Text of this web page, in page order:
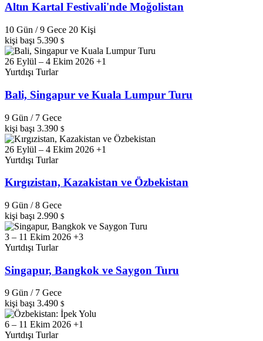
Altın Kartal Festivali'nde Moğolistan
10 Gün / 9 Gece 20 Kişi
kişi başı 5.390 $
26 Eylül – 4 Ekim 2026 +1
Yurtdışı Turlar
Bali, Singapur ve Kuala Lumpur Turu
9 Gün / 7 Gece
kişi başı 3.390 $
26 Eylül – 4 Ekim 2026 +1
Yurtdışı Turlar
Kırgızistan, Kazakistan ve Özbekistan
9 Gün / 8 Gece
kişi başı 2.990 $
3 – 11 Ekim 2026 +3
Yurtdışı Turlar
Singapur, Bangkok ve Saygon Turu
9 Gün / 7 Gece
kişi başı 3.490 $
6 – 11 Ekim 2026 +1
Yurtdışı Turlar